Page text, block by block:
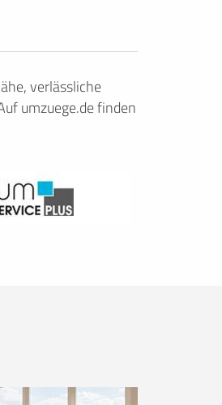
verlässliche
umzuege.de finden